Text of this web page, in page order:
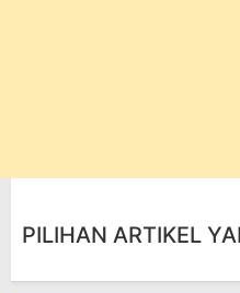
PILIHAN ARTIKEL